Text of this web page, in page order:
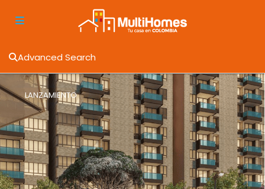
Advanced Search
LANZAMIENTO